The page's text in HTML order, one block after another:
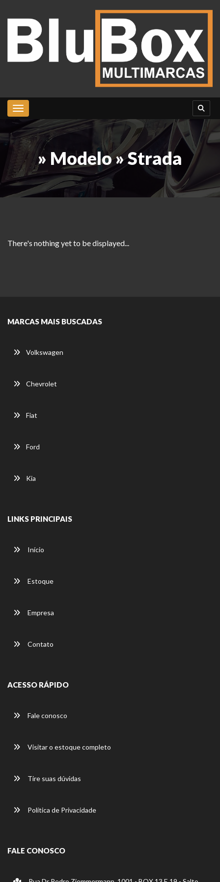
Toggle navigation
» Modelo » Strada
There's nothing yet to be displayed...
MARCAS MAIS BUSCADAS
Volkswagen
Chevrolet
Fiat
Ford
Kia
LINKS PRINCIPAIS
Início
Estoque
Empresa
Contato
ACESSO RÁPIDO
Fale conosco
Visitar o estoque completo
Tire suas dúvidas
Política de Privacidade
FALE CONOSCO